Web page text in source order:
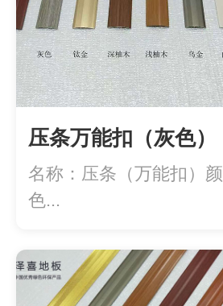
压条万能扣（灰色）
名称：压条（万能扣）颜
色...